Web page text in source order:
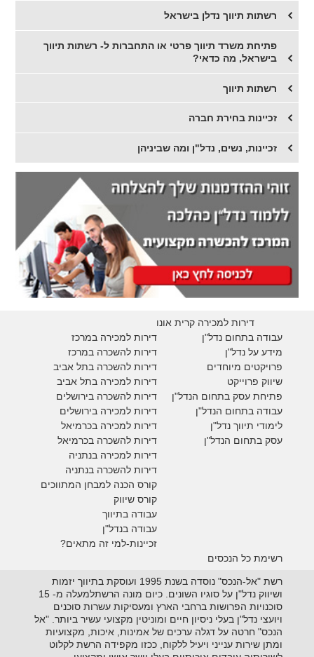
רשתות תיווך נדלן בישראל
פתיחת משרד תיווך פרטי או התחברות ל- רשתות תיווך
בישראל, מה כדאי?
רשתות תיווך
​זכיינות בחירת חברה
זכיינות, נשים, נדל"ן ומה שביניהן
דירות למכירה קרית אונו
דירות למכירה במרכז
דירות להשכרה במרכז
דירות להשכרה בתל אביב
דירות למכירה בתל אביב
דירות להשכרה בירושלים
דירות למכירה בירושלים
דירות למכירה בכרמיאל
דירות להשכרה בכרמיאל
דירות למכירה בנתניה
דירות להשכרה בנתניה
קורס הכנה למבחן המתווכים
קורס שיווק
עבודה בתיווך
עבודה בנדל"ן
זכיינות-למי זה מתאים?
עבודה בתחום נדל"ן
מידע על נדל"ן
פרויקטים מיוחדים
שיווק פרוייקט
פתיחת עסק בתחום הנדל"ן
עבודה בתחום הנדל"ן
לימודי תיווך נדל"ן
עסק בתחום הנדל"ן
רשימת כל הנכסים
רשת "אל-הנכס" נוסדה בשנת 1995 ועוסקת בתיווך יזמות
ושיווק נדל"ן על סוגיו השונים. כיום מונה הרשתלמעלה מ- 15
סוכנויות הפרושות ברחבי הארץ ומעסיקות עשרות סוכנים
ויועצי נדל"ן בעלי ניסיון חיים ומוניטין מקצועי עשיר ביותר. "אל
הנכס" חרטה על דגלה ערכים של אמינות, איכות, מקצועיות
ומתן שירות ענייני ויעיל ללקוח, ככזו מקפידה הרשת לקלוט